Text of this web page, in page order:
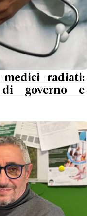
radiati:
di governo e